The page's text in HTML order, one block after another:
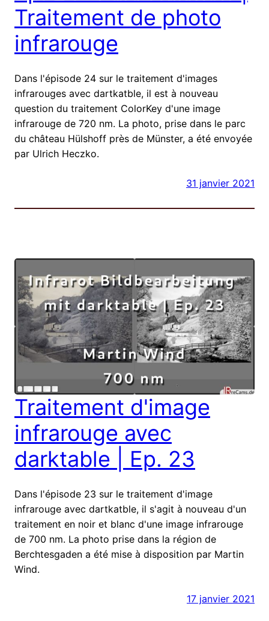
Traitement de photo
infrarouge
Dans l'épisode 24 sur le traitement d'images
infrarouges avec dartkatble, il est à nouveau
question du traitement ColorKey d'une image
infrarouge de 720 nm. La photo, prise dans le parc
du château Hülshoff près de Münster, a été envoyée
par Ulrich Heczko.
31 janvier 2021
Traitement d'image
infrarouge avec
darktable | Ep. 23
Dans l'épisode 23 sur le traitement d'image
infrarouge avec dartkatble, il s'agit à nouveau d'un
traitement en noir et blanc d'une image infrarouge
de 700 nm. La photo prise dans la région de
Berchtesgaden a été mise à disposition par Martin
Wind.
17 janvier 2021